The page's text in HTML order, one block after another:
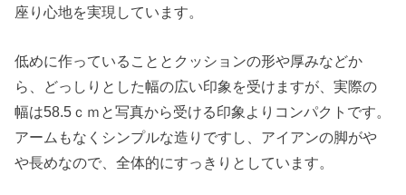
座り心地を実現しています。
低めに作っていることとクッションの形や厚みなどか
ら、どっしりとした幅の広い印象を受けますが、実際の
幅は58.5ｃｍと写真から受ける印象よりコンパクトです。
アームもなくシンプルな造りですし、アイアンの脚がや
や長めなので、全体的にすっきりとしています。